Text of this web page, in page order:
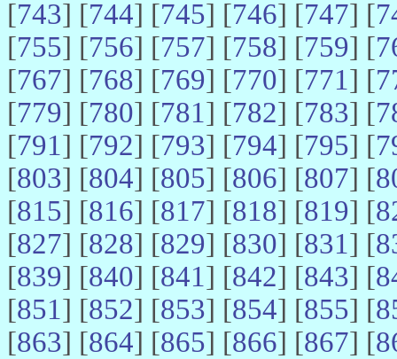
[743] [744] [745] [746] [747] [
[755] [756] [757] [758] [759] [
[767] [768] [769] [770] [771] [
[779] [780] [781] [782] [783] [
[791] [792] [793] [794] [795] [
[803] [804] [805] [806] [807] [
[815] [816] [817] [818] [819] [
[827] [828] [829] [830] [831] [
[839] [840] [841] [842] [843] [
[851] [852] [853] [854] [855] [
[863] [864] [865] [866] [867] [